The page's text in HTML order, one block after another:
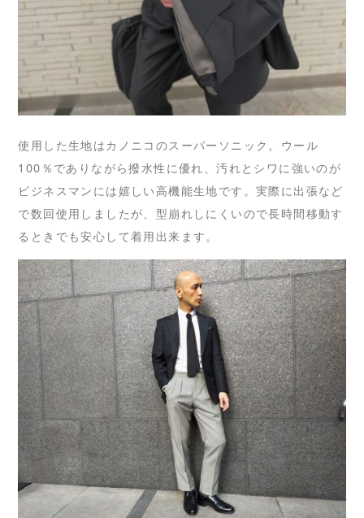
使用した生地はカノニコのスーパーソニック。ウール
100％でありながら撥水性に優れ、汚れとシワに強いのが
ビジネスマンには嬉しい高機能生地です。実際に出張など
で数回使用しましたが、型崩れしにくいので長時間移動す
るときでも安心して着用出来ます。